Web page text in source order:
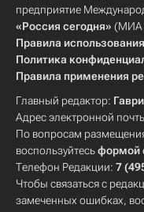
предприятие
«Россия сегодня» (МИА
Правила
Политика
Правила применения
Главный редактор:
Адрес электронной
По вопросам
воспользуйтесьформой
Телефон Редакции: 7
Чтобы связаться с
замеченных ошибках,